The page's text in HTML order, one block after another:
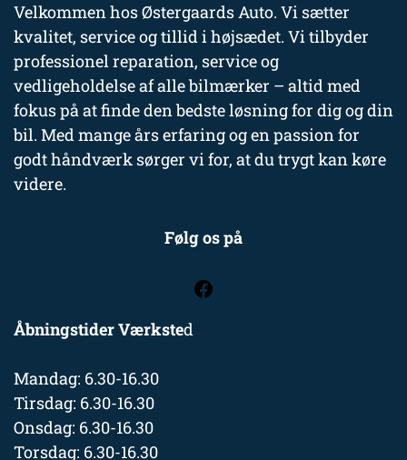
Velkommen hos Østergaards Auto. Vi sætter
kvalitet, service og tillid i højsædet. Vi tilbyder
professionel reparation, service og
vedligeholdelse af alle bilmærker – altid med
fokus på at finde den bedste løsning for dig og din
bil. Med mange års erfaring og en passion for
godt håndværk sørger vi for, at du trygt kan køre
videre.
Følg os på
Åbningstider Værksted
Mandag: 6.30-16.30
Tirsdag: 6.30-16.30
Onsdag: 6.30-16.30
Torsdag: 6.30-16.30